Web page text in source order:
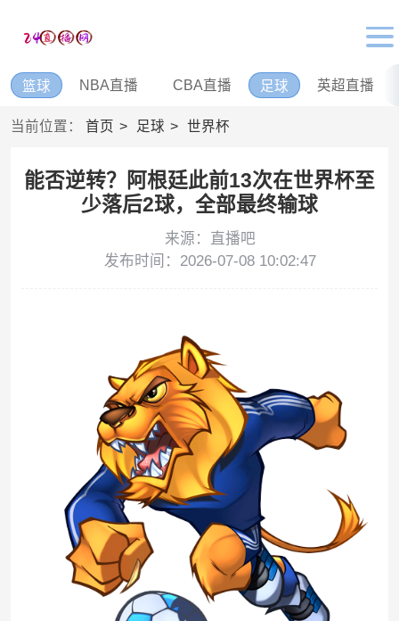
篮球 NBA直播 CBA直播 足球 英超直播
当前位置： 首页 足球 世界杯
能否逆转？阿根廷此前13次在世界杯至
少落后2球，全部最终输球
来源：直播吧
发布时间：2026-07-08 10:02:47